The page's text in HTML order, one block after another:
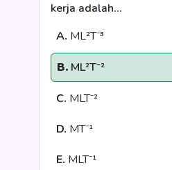
kerja adalah...
A. ML²T⁻³
B. ML²T⁻²
C. MLT⁻²
D. MT⁻¹
E. MLT⁻¹